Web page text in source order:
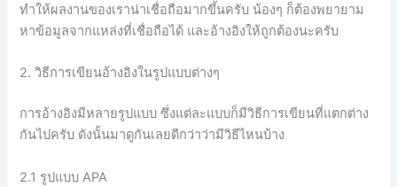
ทำให้ผลงานของเราน่าเชื่อถือมากขึ้นครับ น้องๆ ก็ต้องพยายาม
หาข้อมูลจากแหล่งที่เชื่อถือได้ และอ้างอิงให้ถูกต้องนะครับ
2. วิธีการเขียนอ้างอิงในรูปแบบต่างๆ
การอ้างอิงมีหลายรูปแบบ ซึ่งแต่ละแบบก็มีวิธีการเขียนที่แตกต่าง
กันไปครับ ดังนั้นมาดูกันเลยดีกว่าว่ามีวิธีไหนบ้าง
2.1 รูปแบบ APA